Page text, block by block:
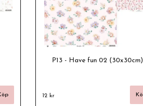
P13 - Have fun 02 (30x30cm)
12 kr